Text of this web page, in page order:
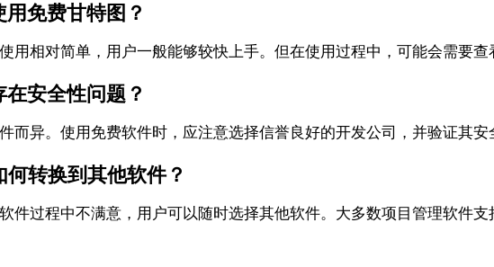
免费甘特图？
用相对简单，用户一般能够较快上手。但在使用过程中，可能会需要查
安全性问题？
而异。使用免费软件时，应注意选择信誉良好的开发公司，并验证其安
转换到其他软件？
件过程中不满意，用户可以随时选择其他软件。大多数项目管理软件